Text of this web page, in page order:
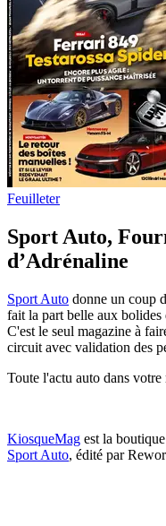
Feuilleter
Sport Auto,
d’Adrénaline
Sport Auto donne un coup
fait la part belle aux bolides
C'est le seul magazine à
circuit avec validation des
Toute l'actu auto dans votre
KiosqueMag est la
Sport Auto, édité par